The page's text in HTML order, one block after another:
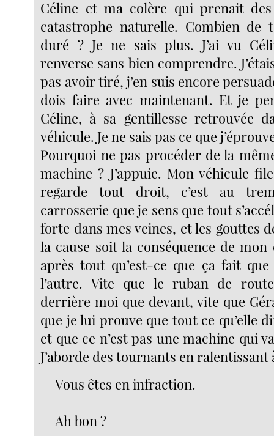
Céline et ma colère qui prenait
catastrophe naturelle. Combien de
duré ? Je ne sais plus. J’ai vu
renverse sans bien comprendre.
pas avoir tiré, j’en suis encore
dois faire avec maintenant. Et je
Céline, à sa gentillesse retrouvée
véhicule. Je ne sais pas ce que
Pourquoi ne pas procéder de la
machine ? J’appuie. Mon véhicule
regarde tout droit, c’est au
carrosserie que je sens que tout
forte dans mes veines, et les gouttes
la cause soit la conséquence de mon
après tout qu’est-ce que ça fait
l’autre. Vite que le ruban de
derrière moi que devant, vite que
que je lui prouve que tout ce qu’elle
et que ce n’est pas une machine qui
J’aborde des tournants en ralentissant
— Vous êtes en infraction.
— Ah bon ?